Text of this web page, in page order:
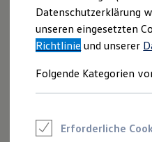
Angebote und Produkte
Aktuelle Angebote
E-Auto-Förderung
Volkswagen
Junge
Datenschutzerklärung
unseren eingesetzten
Richtlinie und unserer
Folgende Kategorien
Erforderliche